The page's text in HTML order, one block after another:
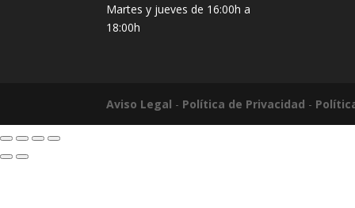
Martes y jueves de 16:00h a
18:00h
Aviso Legal - Política de Privacidad -